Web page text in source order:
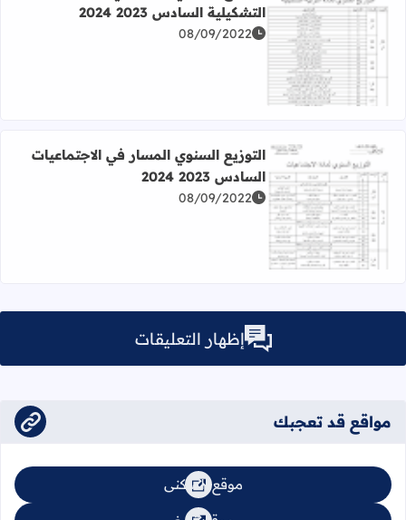
اقرأ المزيد عن التوزيع السنوي المنير في التربية التشكيلية السادس
التشكيلية السادس 2023 2024
08/09/2022
اقرأ المزيد عن التوزيع السنوي المسار في الاجتماعيات السادس 2023
التوزيع السنوي المسار في الاجتماعيات
السادس 2023 2024
08/09/2022
إظهار التعليقات
مواقع قد تعجبك
موقع السكنى